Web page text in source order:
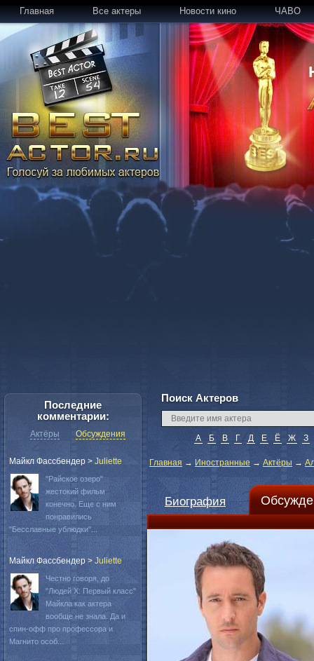
Главная Все актеры Новости кино ЧАВО
Поиск Актеров
А Б В Г Д Е Ё Ж З
Главная → Иностранные → Актёры →
Биография
Последние
комментарии:
Актёры Обсуждения
Майкл Фассбендер > Juliette
"Райское озеро"
жестокий фильм
конечно. Еще с ним
понравились
"Бесславные ублюдки"...
Майкл Фассбендер > Juliette
Честно говоря, до
"Людей Х: Первый класс"
Майкла как актера
вообще не знала. Да и
спин-офф про профессора и
Магнито особ...